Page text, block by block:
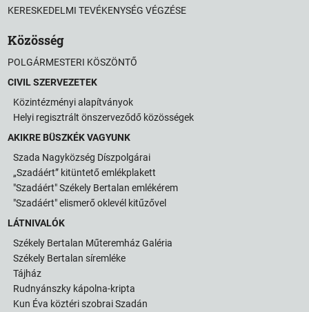
KERESKEDELMI TEVÉKENYSÉG VÉGZÉSE
Közösség
POLGÁRMESTERI KÖSZÖNTŐ
CIVIL SZERVEZETEK
Közintézményi alapítványok
Helyi regisztrált önszerveződő közösségek
AKIKRE BÜSZKÉK VAGYUNK
Szada Nagyközség Díszpolgárai
„Szadáért” kitüntető emlékplakett
"Szadáért" Székely Bertalan emlékérem
"Szadáért" elismerő oklevél kitűzővel
LÁTNIVALÓK
Székely Bertalan Műteremház Galéria
Székely Bertalan síremléke
Tájház
Rudnyánszky kápolna-kripta
Kun Éva köztéri szobrai Szadán